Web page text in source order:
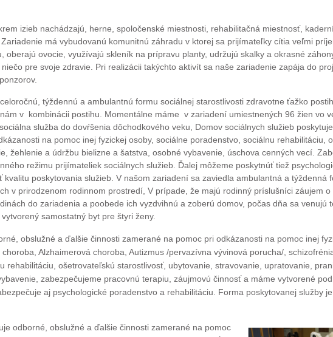
izieb nachádzajú, herne, spoločenské miestnosti, rehabilitačná miestnosť,
má vybudovanú komunitnú záhradu v ktorej sa prijímateľky cítia veľmi
oberajú ovocie, využívajú skleník na prípravu planty, udržujú skalky a okrasné
pre svoje zdravie. Pri realizácii takýchto aktivít sa naše zariadenie zapája do
týždennú a ambulantnú formu sociálnej starostlivosti zdravotne ťažko
v kombinácii postihu. Momentálne máme v zariadení umiestnených 96 žien vo
služba do dovŕšenia dôchodkového veku, Domov sociálnych služieb
na pomoc inej fyzickej osoby, sociálne poradenstvo, sociálnu rehabilitáciu,
žehlenie a údržbu bielizne a šatstva, osobné vybavenie, úschova cenných vecí.
režimu prijímateliek sociálnych služieb. Ďalej môžeme poskytnúť tiež
poskytovania služieb. V našom zariadení sa zaviedla ambulantná a týždenná
v prirodzenom rodinnom prostredí, V prípade, že majú rodinný príslušníci záujem
do zariadenia a poobede ich vyzdvihnú a zoberú domov, počas dňa sa venujú
samostatný byt pre štyri ženy.
obslužné a ďalšie činnosti zamerané na pomoc pri odkázanosti na pomoc inej
Alzhaimerová choroba, Autizmus /pervazívna vývinová porucha/,
rehabilitáciu, ošetrovateľskú starostlivosť, ubytovanie, stravovanie, upratovanie,
zabezpečujeme pracovnú terapiu, záujmovú činnosť a máme vytvorené
aj psychologické poradenstvo a rehabilitáciu. Forma poskytovanej služby
odborné, obslužné a ďalšie činnosti zamerané na pomoc